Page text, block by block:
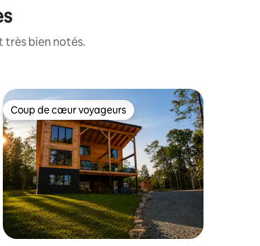
très bien notés.
de 4,93 sur 5, 217 commentaires
Coup de cœur voyageurs
Coup de cœur voyageurs